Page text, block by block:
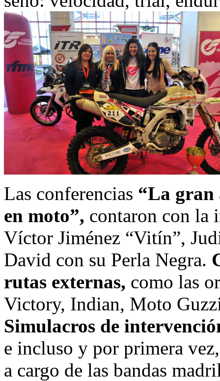
Las conferencias “La gran
en moto”, contaron con la
Víctor Jiménez “Vitín”,
David con su Perla Negra.
rutas externas, como las
Victory, Indian, Moto
Simulacros de
e incluso y por primera
a cargo de las bandas